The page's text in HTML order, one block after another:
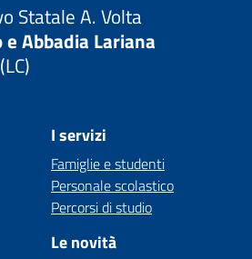
Statale A. Volta
Abbadia Lariana
I servizi
Famiglie e studenti
Personale scolastico
Percorsi di studio
Le novità